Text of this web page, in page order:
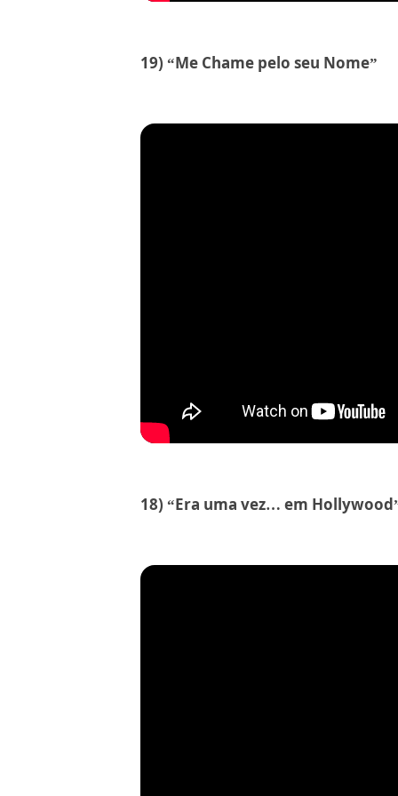
19) “Me Chame pelo seu Nome”
18) “Era uma vez… em